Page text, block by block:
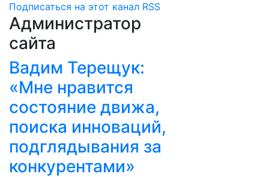
Подписаться на этот канал RSS
Администратор
сайта
Вадим Терещук:
«Мне нравится
состояние движа,
поиска инноваций,
подглядывания за
конкурентами»